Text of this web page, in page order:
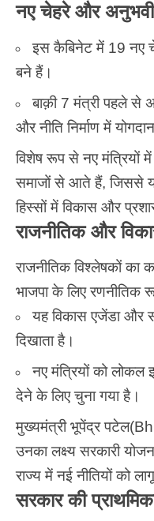
नए चेहरे और
इस कैबिनेट में 19 नए
बने हैं।
बाक़ी 7 मंत्री पहले से
और नीति निर्माण में
विशेष रूप से नए मंत्रियों
समाजों से आते हैं, जिससे
हिस्सों में विकास और
राजनीतिक और
राजनीतिक विश्लेषकों का
भाजपाके लिए रणनीतिक
यह विकास एजेंडा और
दिखाता है।
नए मंत्रियों को लोकल
देने के लिए चुना गया है।
मुख्यमंत्री भूपेंद्र
उनका लक्ष्य सरकारी
राज्य में नई नीतियों को
सरकार की